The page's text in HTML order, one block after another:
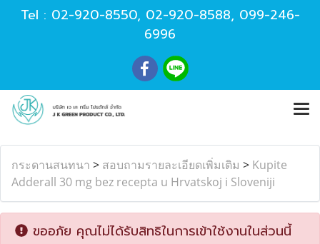
Tel : 02-920-8550, 02-920-8588, 099-246-
6996
กระดานสนทนา > สอบถามรายละเอียดเพิ่มเติม > Kupite
Adderall 30 mg bez recepta u Hrvatskoj i Sloveniji
ขออภัย คุณไม่ได้รับสิทธิในการเข้าใช้งานในส่วนนี้